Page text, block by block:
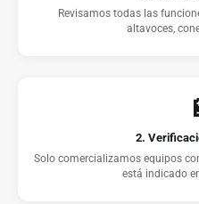
Revisamos todas las
altavoces,
2.
Solo comercializamos equipos
está indicado